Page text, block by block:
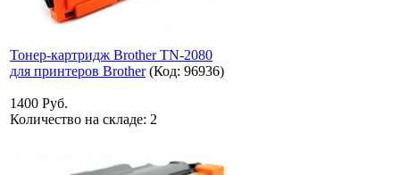
Тонер-картридж Brother TN-2080
для принтеров Brother (Код: 96936)
1400 Руб.
Количество на складе: 2